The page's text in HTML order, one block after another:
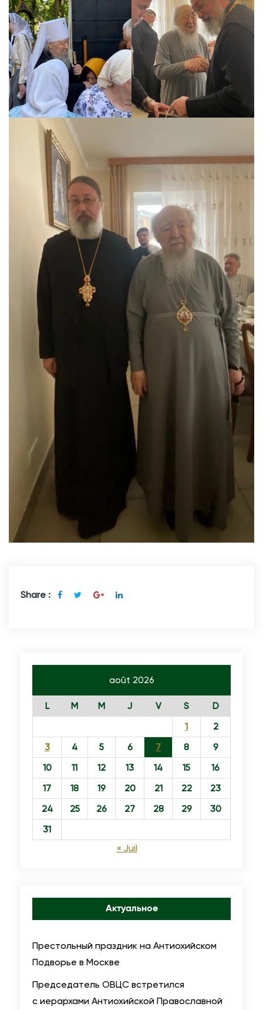
Share :
août 2026
L M M J V S
D
1
2
3
4 5 6 7 8
9
10
11 12 13 14 15
16
17
18 19 20 21 22
23
24
25 26 27 28 29
30
31
« Juil
Актуальное
Престольный праздник на Антиохийском
Подворье в Москве
Председатель ОВЦС встретился
с иерархами Антиохийской Православной